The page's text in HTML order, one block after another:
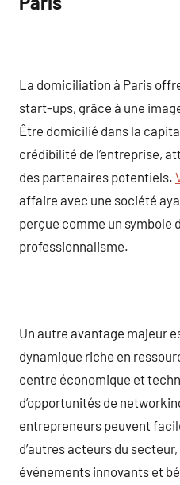
La domiciliation à Paris
start-ups, grâce à une
Être domicilié dans la
crédibilité de l’entreprise,
des partenaires potentiels.
affaire avec une société
perçue comme un symbole
professionnalisme.
Un autre avantage majeur
dynamique riche en
centre économique et
d’opportunités de
entrepreneurs peuvent
d’autres acteurs du
événements innovants et